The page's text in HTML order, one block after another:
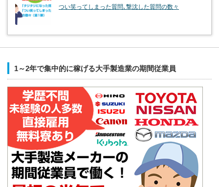
つい笑ってしまった質問､撃沈した質問の数々
1～2年で集中的に稼げる大手製造業の期間従業員